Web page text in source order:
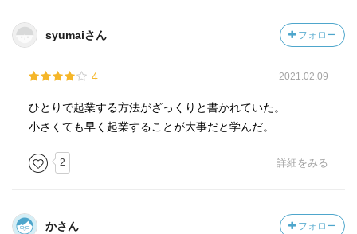
syumaiさん フォロー
4 2021.02.09
ひとりで起業する方法がざっくりと書かれていた。
小さくても早く起業することが大事だと学んだ。
2 詳細をみる
かさん フォロー